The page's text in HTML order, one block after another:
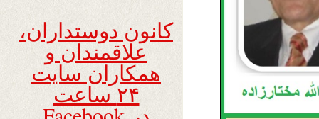
کانون دوستداران،
علاقمندان و
همکاران سایت
۲۴ ساعت